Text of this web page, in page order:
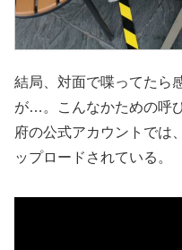
結局、対面で喋ってたら
が…。こんなかための呼
府の公式アカウントでは
ップロードされている。